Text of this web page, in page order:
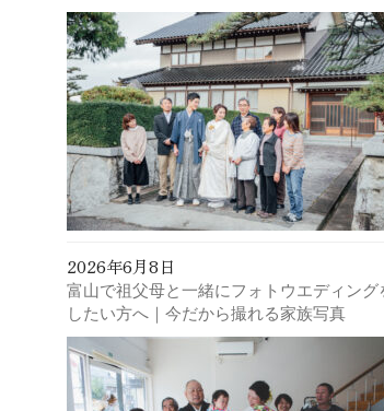
2026年6月8日
富山で祖父母と一緒にフォトウエディング
したい方へ｜今だから撮れる家族写真